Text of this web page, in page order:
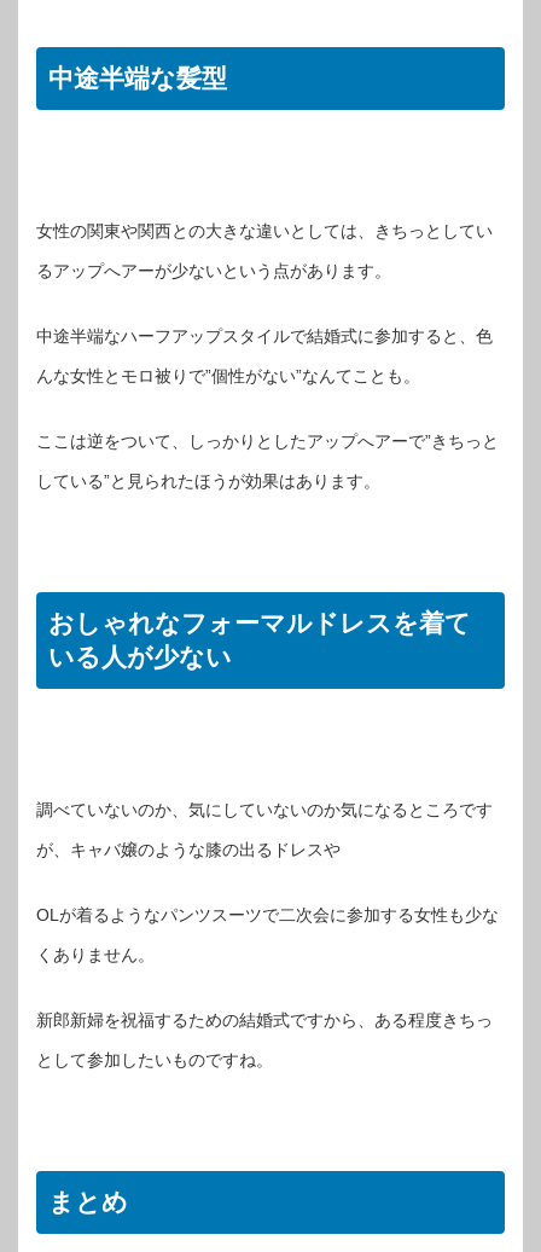
中途半端な髪型
女性の関東や関西との大きな違いとしては、きちっとしてい
るアップへアーが少ないという点があります。
中途半端なハーフアップスタイルで結婚式に参加すると、色
んな女性とモロ被りで”個性がない”なんてことも。
ここは逆をついて、しっかりとしたアップへアーで”きちっと
している”と見られたほうが効果はあります。
おしゃれなフォーマルドレスを着て
いる人が少ない
調べていないのか、気にしていないのか気になるところです
が、キャバ嬢のような膝の出るドレスや
OLが着るようなパンツスーツで二次会に参加する女性も少な
くありません。
新郎新婦を祝福するための結婚式ですから、ある程度きちっ
として参加したいものですね。
まとめ